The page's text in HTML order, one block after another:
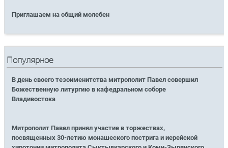
Приглашаем на общий молебен
Популярное
В день своего тезоименитства митрополит Павел совершил
Божественную литургию в кафедральном соборе
Владивостока
Митрополит Павел принял участие в торжествах,
посвященных 30-летию монашеского пострига и иерейской